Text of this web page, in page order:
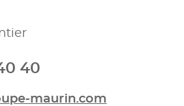
40
maurin.com